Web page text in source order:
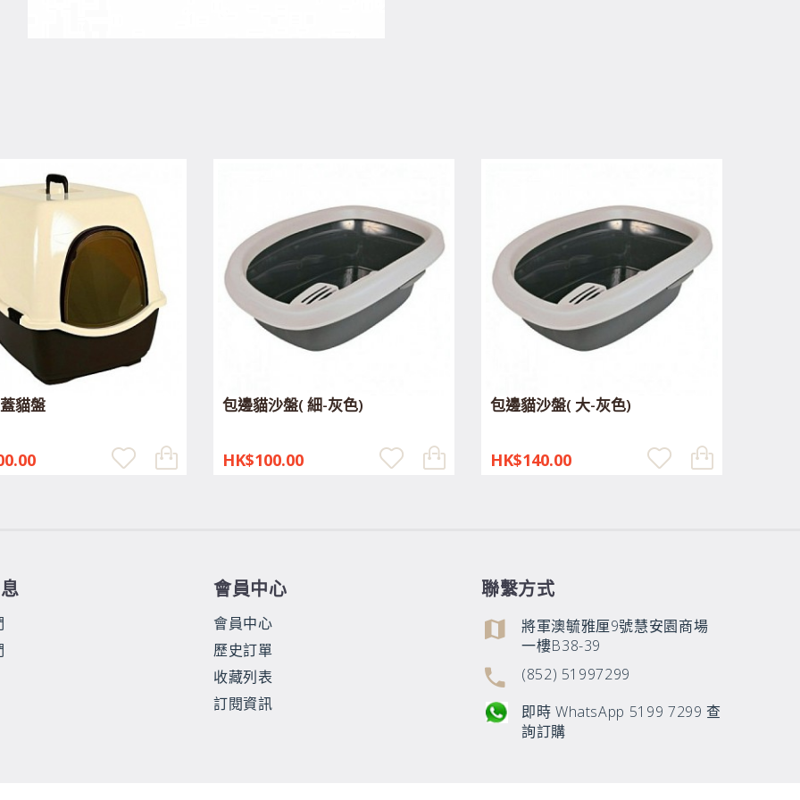
貓盤 包邊貓沙盤( 細-灰色)
HK$100.00
包邊貓沙盤( 大-灰色)
HK$140.00
會員中心
會員中心
歷史訂單
收藏列表
訂閱資訊
聯繫方式
將軍澳毓雅厘9號慧安園商場
一樓B38-39
(852) 51997299
即時 WhatsApp 5199 7299 查
詢訂購